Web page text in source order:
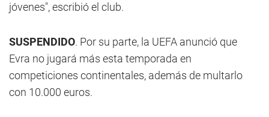
jóvenes", escribió el club.
SUSPENDIDO. Por su parte, la UEFA anunció que
Evra no jugará más esta temporada en
competiciones continentales, además de multarlo
con 10.000 euros.